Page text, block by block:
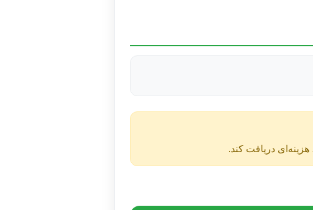
هزینه‌ای دریافت کند.